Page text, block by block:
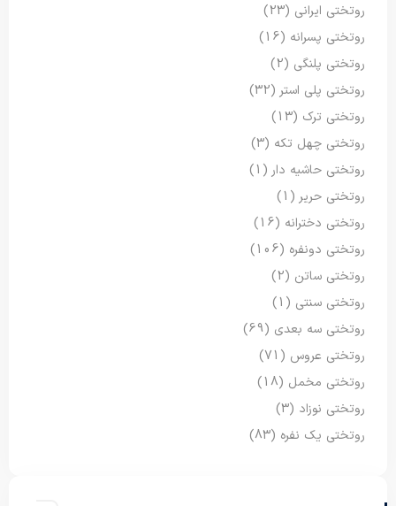
روتختی ایرانی (23)
روتختی پسرانه (16)
روتختی پلنگی (2)
روتختی پلی استر (32)
روتختی ترک (13)
روتختی چهل تکه (3)
روتختی حاشیه دار (1)
روتختی حریر (1)
روتختی دخترانه (16)
روتختی دونفره (106)
روتختی ساتن (2)
روتختی سنتی (1)
روتختی سه بعدی (69)
روتختی عروس (71)
روتختی مخمل (18)
روتختی نوزاد (3)
روتختی یک نفره (83)